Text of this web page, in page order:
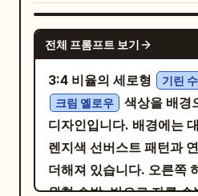
로 설계된 음식 형태임을 느
음식 로직: 고기는 초현실
느껴져야 합니다: 그을린
한 결, 캐러멜 색상의 윤기
단면, 사실적인 기름기
플랫브레드는 따뜻하고 부
을린 자국이 있고 물리적
다. 상추, 토마토, 양파, 허
.
네온 옐로우 둥근 직사각
흰색으로 "封面"을 표시하세요. 특
테고리 도형 아래에 파스
를 한 줄로 배치합니다. 각
은색 라인 아이콘, 굵은 중
설명을 포함하세요: 1) 분
주방 배경을 사용하세요. 메인 레이아웃: 왼쪽
상단에는 큰 일본어 제목
ケーキ」를 배치하고, 그
체 영어 부제 “Rhubarb
고 작은 흰색 세리프 텍스
그라인을 넣으세요. 오른
Mei-chan 을 배치하세
머리에 녹색 눈, 흰색 프릴
메이드 복장, 흰색 앞치마
전체 프롬프트 보기
3:4 비율의 세로형 기린
크림 옐로우
색상을 배경
디자인입니다. 배경에는
렌지색 선버스트 패턴과
더해져 있습니다. 오른쪽
원형 수박, 반으로 자른